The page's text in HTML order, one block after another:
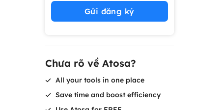
Gửi đăng ký
Chưa rõ về Atosa?
All your tools in one place
Save time and boost efficiency